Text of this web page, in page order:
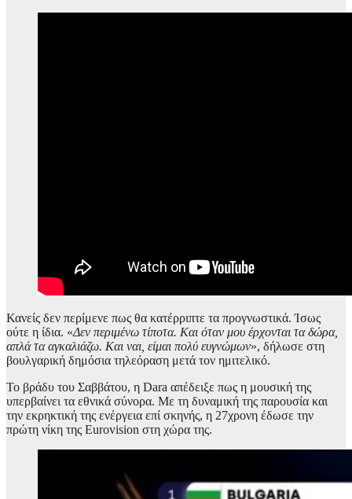
Κανείς δεν περίμενε πως θα κατέρριπτε τα προγνωστικά. Ίσως
ούτε η ίδια. «Δεν περιμένω τίποτα. Και όταν μου έρχονται τα δώρα,
απλά τα αγκαλιάζω. Και ναι, είμαι πολύ ευγνώμων», δήλωσε στη
βουλγαρική δημόσια τηλεόραση μετά τον ημιτελικό.
Το βράδυ του Σαββάτου, η Dara απέδειξε πως η μουσική της
υπερβαίνει τα εθνικά σύνορα. Με τη δυναμική της παρουσία και
την εκρηκτική της ενέργεια επί σκηνής, η 27χρονη έδωσε την
πρώτη νίκη της Eurovision στη χώρα της.